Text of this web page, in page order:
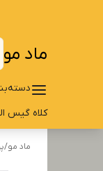
ماد مو
کلاه گیس
ماد مو/